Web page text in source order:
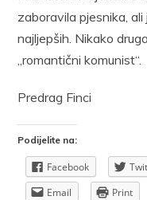
zaboravila pjesnika,
najljepših. Nikako
„romantični komunist“.
Predrag Finci
Podijelite na:
Facebook
Email
Print